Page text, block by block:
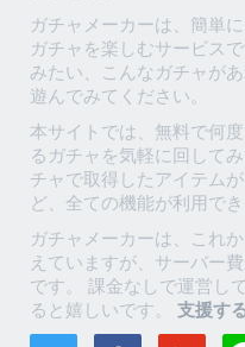
ガチャメーカーは、簡単
ガチャを楽しむサービス
みたい、こんなガチャが
遊んでみてください。
本サイトでは、無料で何
るガチャを気軽に回して
チャで取得したアイテム
ど、全ての機能が利用でき
ガチャメーカーは、これ
えていますが、サーバー
です。 課金なしで運営し
ると嬉しいです。 支援す